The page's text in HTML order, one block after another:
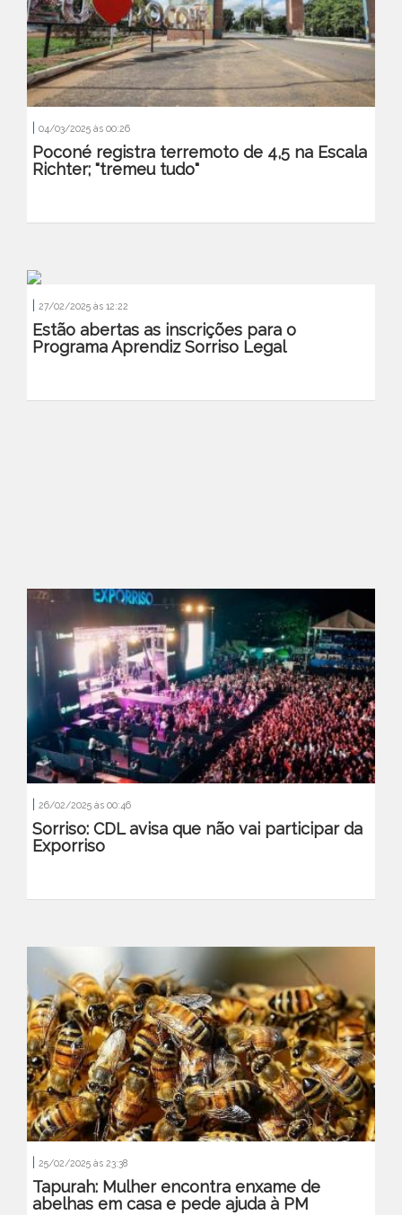
04/03/2025 às 00:26
Poconé registra terremoto de 4,5 na Escala
Richter; "tremeu tudo"
27/02/2025 às 12:22
Estão abertas as inscrições para o
Programa Aprendiz Sorriso Legal
26/02/2025 às 00:46
Sorriso: CDL avisa que não vai participar da
Exporriso
25/02/2025 às 23:38
Tapurah: Mulher encontra enxame de
abelhas em casa e pede ajuda à PM